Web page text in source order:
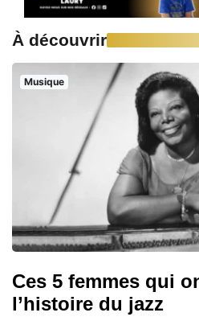
À découvrir
Musique
Ces 5 femmes qui
l’histoire du jazz